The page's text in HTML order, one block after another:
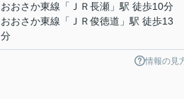
おおさか東線 「 ＪＲ長瀬 」駅 徒歩10分
おおさか東線 「 ＪＲ俊徳道 」駅 徒歩13
分
情報の見